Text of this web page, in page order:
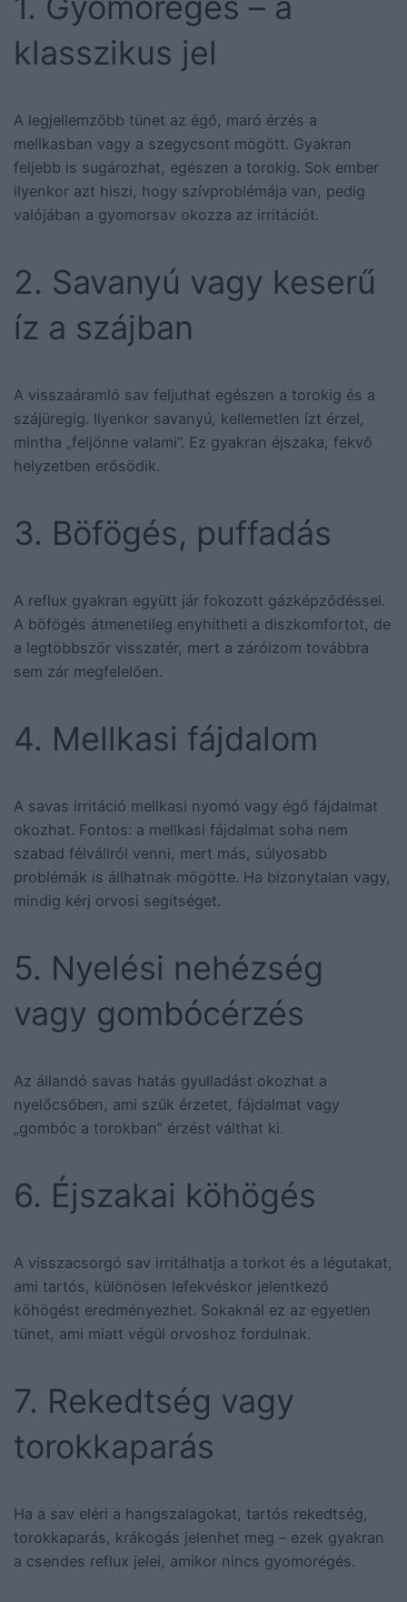
klasszikus jel
A legjellemzőbb tünet az égő, maró érzés a
mellkasban vagy a szegycsont mögött. Gyakran
feljebb is sugározhat, egészen a torokig. Sok ember
ilyenkor azt hiszi, hogy szívproblémája van, pedig
valójában a gyomorsav okozza az irritációt.
2. Savanyú vagy keserű
íz a szájban
A visszaáramló sav feljuthat egészen a torokig és a
szájüregig. Ilyenkor savanyú, kellemetlen ízt érzel,
mintha „feljönne valami”. Ez gyakran éjszaka, fekvő
helyzetben erősödik.
3. Böfögés, puffadás
A reflux gyakran együtt jár fokozott gázképződéssel.
A böfögés átmenetileg enyhítheti a diszkomfortot, de
a legtöbbször visszatér, mert a záróizom továbbra
sem zár megfelelően.
4. Mellkasi fájdalom
A savas irritáció mellkasi nyomó vagy égő fájdalmat
okozhat. Fontos: a mellkasi fájdalmat soha nem
szabad félvállról venni, mert más, súlyosabb
problémák is állhatnak mögötte. Ha bizonytalan vagy,
mindig kérj orvosi segítséget.
5. Nyelési nehézség
vagy gombócérzés
Az állandó savas hatás gyulladást okozhat a
nyelőcsőben, ami szűk érzetet, fájdalmat vagy
„gombóc a torokban” érzést válthat ki.
6. Éjszakai köhögés
A visszacsorgó sav irritálhatja a torkot és a légutakat,
ami tartós, különösen lefekvéskor jelentkező
köhögést eredményezhet. Sokaknál ez az egyetlen
tünet, ami miatt végül orvoshoz fordulnak.
7. Rekedtség vagy
torokkaparás
Ha a sav eléri a hangszalagokat, tartós rekedtség,
torokkaparás, krákogás jelenhet meg – ezek gyakran
a csendes reflux jelei, amikor nincs gyomorégés.